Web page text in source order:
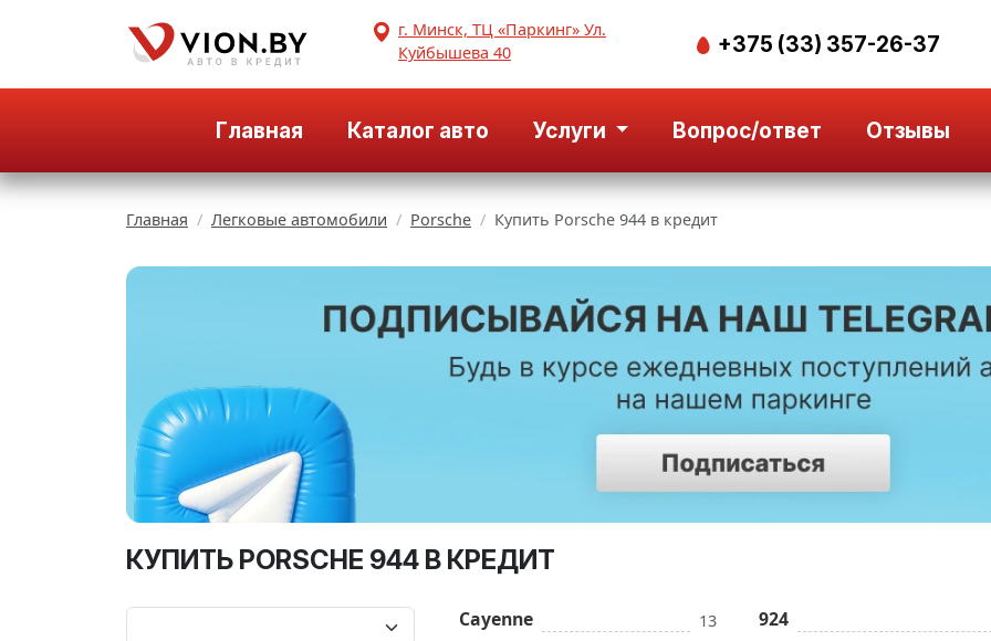
г. Минск, ТЦ «Паркинг» Ул.
Куйбышева 40
+375 (33) 357-26-37
Главная Каталог авто Услуги Вопрос/ответ Отзывы
Главная Легковые автомобили Porsche Купить Porsche 944 в кредит
КУПИТЬ PORSCHE 944 В КРЕДИТ
Cayenne 13
924